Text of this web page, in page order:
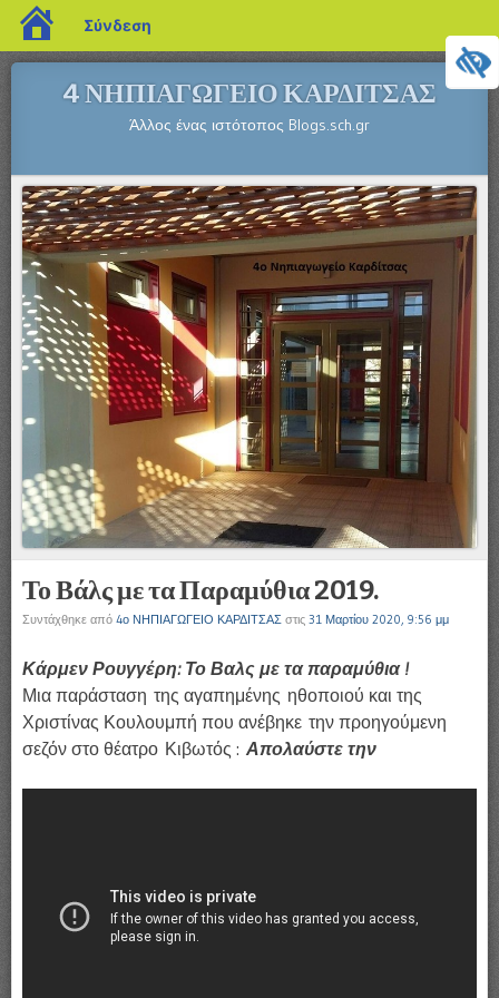
4 ΝΗΠΙΑΓΩΓΕΙΟ ΚΑΡΔΙΤΣΑΣ
Άλλος ένας ιστότοπος Blogs.sch.gr
Μενού
ΜΕΤΆΒΑΣΗ ΣΕ ΠΕΡΙΕΧΌΜΕΝΟ
Το Βάλς με τα Παραμύθια 2019.
Συντάχθηκε από 4ο ΝΗΠΙΑΓΩΓΕΙΟ ΚΑΡΔΙΤΣΑΣ στις 31 Μαρτίου 2020, 9:56 μμ
Κάρμεν Ρουγγέρη: Το Βαλς με τα παραμύθια !
Μια παράσταση της αγαπημένης ηθοποιού και της
Χριστίνας Κουλουμπή που ανέβηκε την προηγούμενη
σεζόν στο θέατρο Κιβωτός : Απολαύστε την
blogs.sch.gr
Σύνδεση